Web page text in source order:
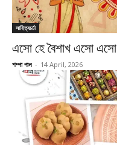
সাহিত্যচর্চা
এসো হে বৈশাখ এসো এসো
শম্পা পাল - 14 April, 2026